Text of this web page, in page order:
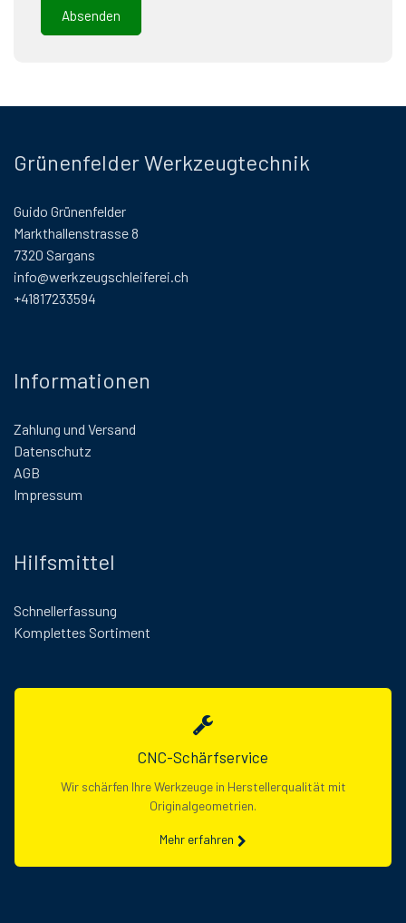
Grünenfelder Werkzeugtechnik
Guido Grünenfelder
Markthallenstrasse 8
7320 Sargans
info@werkzeugschleiferei.ch
+41817233594
Informationen
Zahlung und Versand
Datenschutz
AGB
Impressum
Hilfsmittel
Schnellerfassung
Komplettes Sortiment
CNC-Schärfservice
Wir schärfen Ihre Werkzeuge in Herstellerqualität mit
Originalgeometrien.
Mehr erfahren